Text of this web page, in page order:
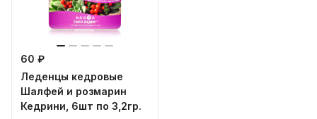
60 ₽
Леденцы кедровые
Шалфей и розмарин
Кедрини, 6шт по 3,2гр.